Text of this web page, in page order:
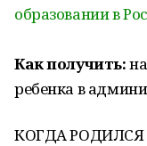
образовании в
Как получить:
ребенка в
КОГДА РОДИЛСЯ